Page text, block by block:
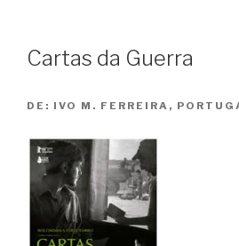
Cartas da Guerra
DE: IVO M. FERREIRA,